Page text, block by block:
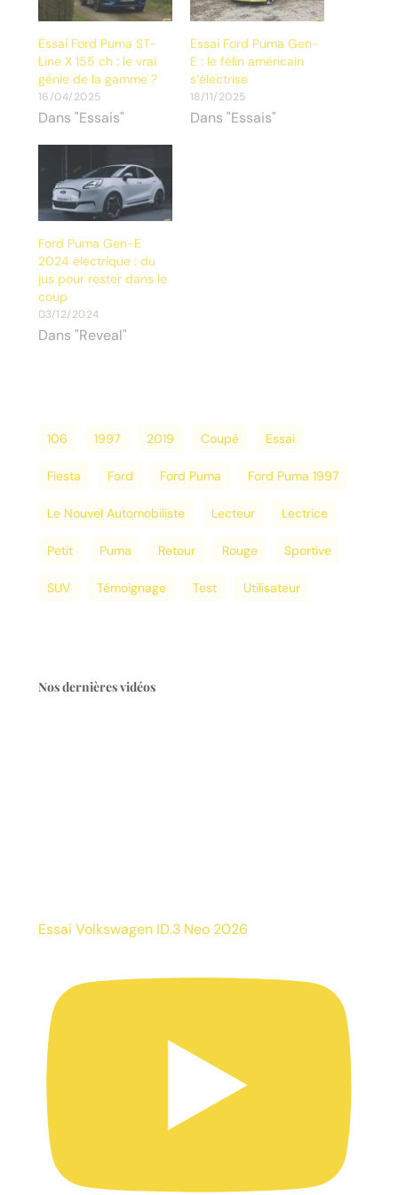
Essai Ford Puma ST-
Line X 155 ch : le vrai
génie de la gamme ?
16/04/2025
Dans "Essais"
Essai Ford Puma Gen-
E : le félin américain
s’électrise
18/11/2025
Dans "Essais"
Ford Puma Gen-E
2024 électrique : du
jus pour rester dans le
coup
03/12/2024
Dans "Reveal"
106 1997 2019 Coupé Essai
Fiesta Ford Ford Puma Ford Puma 1997
Le Nouvel Automobiliste Lecteur Lectrice
Petit Puma Retour Rouge Sportive
SUV Témoignage Test Utilisateur
Nos dernières vidéos
Essai Volkswagen ID.3 Neo 2026